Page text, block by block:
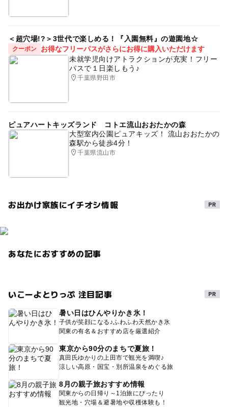
＜超穴場!?＞3世代で楽しめる！『入園無料』の遊園地☆
クーポン
お得なフリーパスがさらにお得に購入いただけます
未就学児向けアトラクションが充実！フリー
パスで１日楽しもう♪
千葉県野田市
ピュアハートキッズランド コトエ流山おおたかの森
大型室内公園ピュアキッズ！ 流山おおたかの
森駅から徒歩4分！
千葉県流山市
お出かけ家族にイチオシ情報
あなたにおすすめの記事
いこーよとりっぷ 注目記事
暑い日はひんやりかき氷！
子供が笑顔になる♪ふわふわ天然かき氷
関東の有名＆おすすめ店を厳選紹介
東京から90分のまちで夏旅！
真田氏ゆかりの上田市で観光を満喫♪
涼しい高原・国宝・別所温泉をめぐる旅
8月の親子旅おすすめ情報
関東からの日帰り～1泊旅にぴったり
観光地・穴場＆避暑地や収穫体験も！